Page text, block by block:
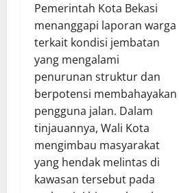
Pemerintah Kota Bekasi
menanggapi laporan warga
terkait kondisi jembatan
yang mengalami
penurunan struktur dan
berpotensi membahayakan
pengguna jalan. Dalam
tinjauannya, Wali Kota
mengimbau masyarakat
yang hendak melintas di
kawasan tersebut pada